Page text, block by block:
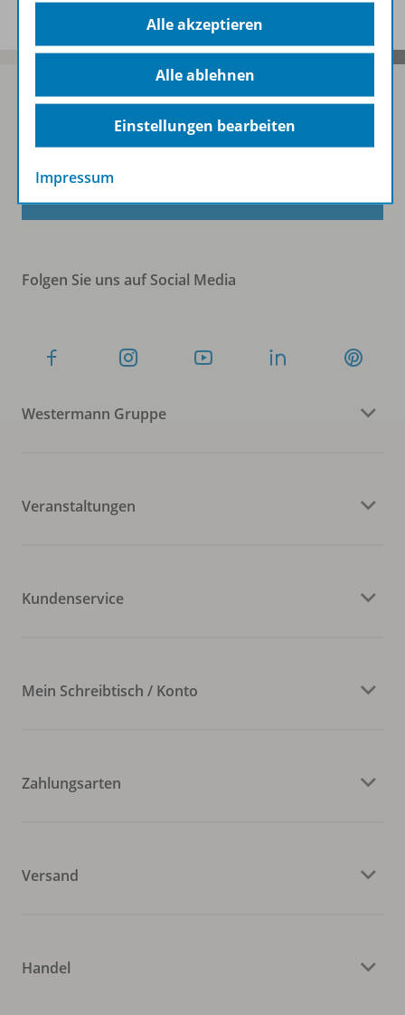
Sofort profitieren
Zum Newsletter anmelden
Folgen Sie uns auf Social Media
Westermann Gruppe
Veranstaltungen
Kundenservice
Mein Schreibtisch / Konto
Zahlungsarten
Versand
Handel
Alle akzeptieren
Alle ablehnen
Einstellungen bearbeiten
Impressum